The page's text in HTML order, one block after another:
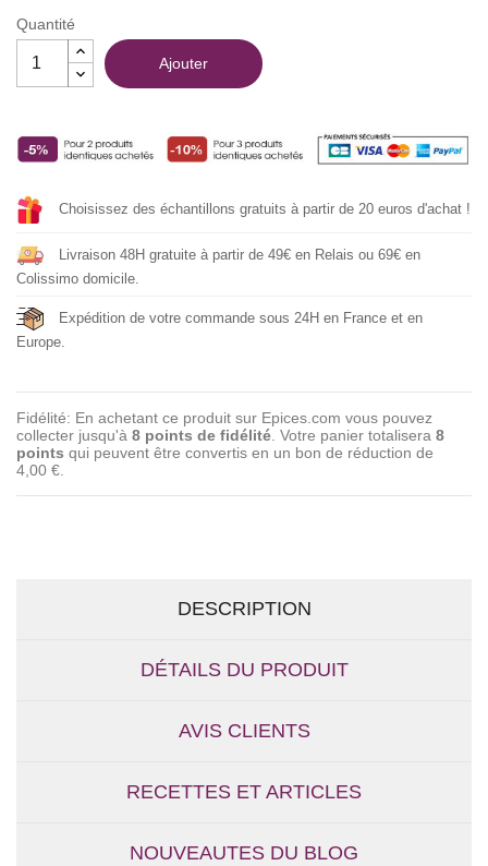
Quantité
Ajouter
Choisissez des échantillons gratuits à partir de 20 euros d'achat !
Livraison 48H gratuite à partir de 49€ en Relais ou 69€ en
Colissimo domicile.
Expédition de votre commande sous 24H en France et en
Europe.
Fidélité: En achetant ce produit sur Epices.com vous pouvez
collecter jusqu'à 8 points de fidélité . Votre panier totalisera 8
points qui peuvent être convertis en un bon de réduction de
4,00 €
DESCRIPTION
DÉTAILS DU PRODUIT
AVIS CLIENTS
RECETTES ET ARTICLES
NOUVEAUTES DU BLOG